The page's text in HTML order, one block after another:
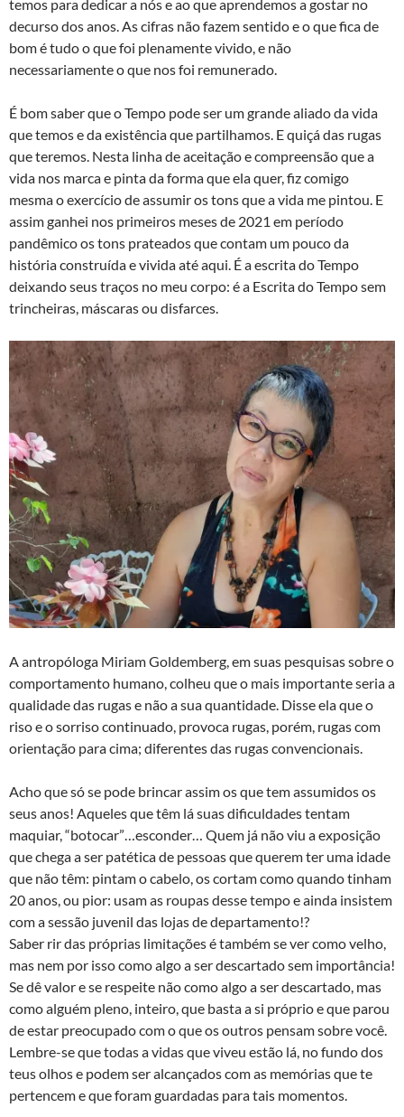
temos para dedicar a nós e ao que aprendemos a gostar no
decurso dos anos. As cifras não fazem sentido e o que fica de
bom é tudo o que foi plenamente vivido, e não
necessariamente o que nos foi remunerado.
É bom saber que o Tempo pode ser um grande aliado da vida
que temos e da existência que partilhamos. E quiçá das rugas
que teremos. Nesta linha de aceitação e compreensão que a
vida nos marca e pinta da forma que ela quer, fiz comigo
mesma o exercício de assumir os tons que a vida me pintou. E
assim ganhei nos primeiros meses de 2021 em período
pandêmico os tons prateados que contam um pouco da
história construída e vivida até aqui. É a escrita do Tempo
deixando seus traços no meu corpo: é a Escrita do Tempo sem
trincheiras, máscaras ou disfarces.
A antropóloga Miriam Goldemberg, em suas pesquisas sobre o
comportamento humano, colheu que o mais importante seria a
qualidade das rugas e não a sua quantidade. Disse ela que o
riso e o sorriso continuado, provoca rugas, porém, rugas com
orientação para cima; diferentes das rugas convencionais.
Acho que só se pode brincar assim os que tem assumidos os
seus anos! Aqueles que têm lá suas dificuldades tentam
maquiar, “botocar”…esconder… Quem já não viu a exposição
que chega a ser patética de pessoas que querem ter uma idade
que não têm: pintam o cabelo, os cortam como quando tinham
20 anos, ou pior: usam as roupas desse tempo e ainda insistem
com a sessão juvenil das lojas de departamento!?
Saber rir das próprias limitações é também se ver como velho,
mas nem por isso como algo a ser descartado sem importância!
Se dê valor e se respeite não como algo a ser descartado, mas
como alguém pleno, inteiro, que basta a si próprio e que parou
de estar preocupado com o que os outros pensam sobre você.
Lembre-se que todas a vidas que viveu estão lá, no fundo dos
teus olhos e podem ser alcançados com as memórias que te
pertencem e que foram guardadas para tais momentos.